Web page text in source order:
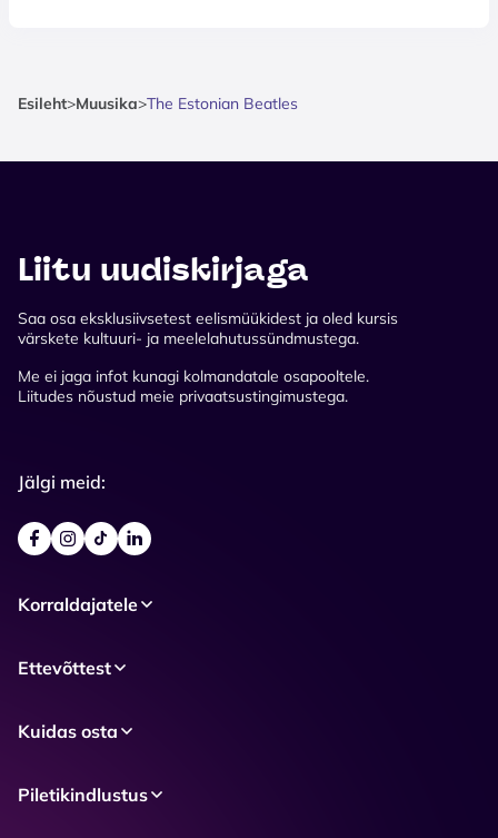
Esileht>Muusika>The Estonian Beatles
Liitu uudiskirjaga
Saa osa eksklusiivsetest eelismüükidest ja oled kursis
värskete kultuuri- ja meelelahutussündmustega.
Me ei jaga infot kunagi kolmandatale osapooltele.
Liitudes nõustud meie privaatsustingimustega.
Jälgi meid:
Korraldajatele
Ettevõttest
Kuidas osta
Piletikindlustus